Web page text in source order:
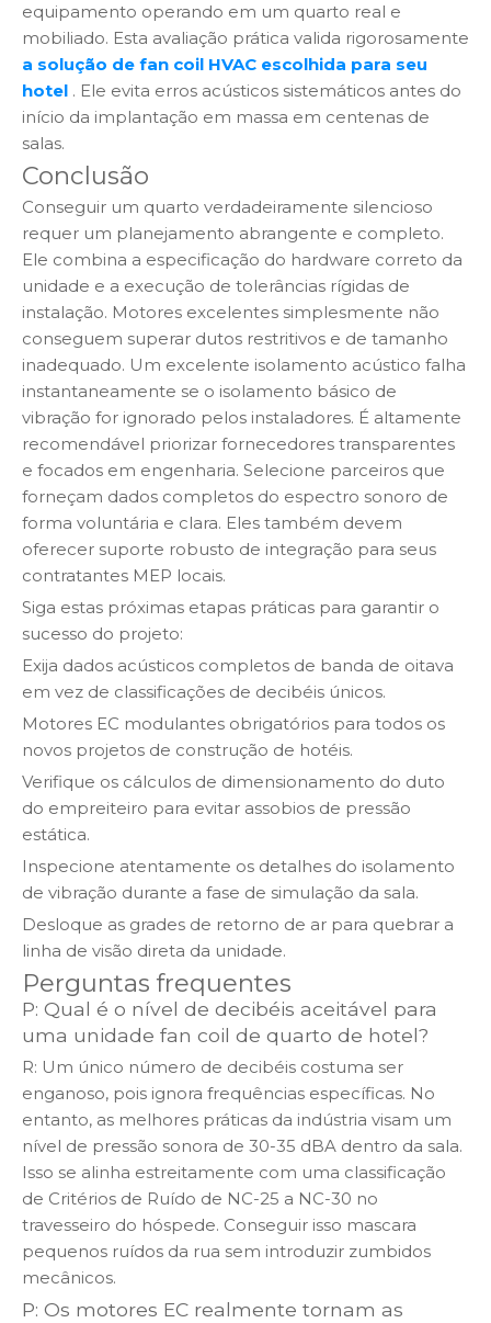
equipamento operando em um quarto real e
mobiliado. Esta avaliação prática valida rigorosamente
a solução de fan coil HVAC escolhida para seu
hotel . Ele evita erros acústicos sistemáticos antes do
início da implantação em massa em centenas de
salas.
Conclusão
Conseguir um quarto verdadeiramente silencioso
requer um planejamento abrangente e completo.
Ele combina a especificação do hardware correto da
unidade e a execução de tolerâncias rígidas de
instalação. Motores excelentes simplesmente não
conseguem superar dutos restritivos e de tamanho
inadequado. Um excelente isolamento acústico falha
instantaneamente se o isolamento básico de
vibração for ignorado pelos instaladores. É altamente
recomendável priorizar fornecedores transparentes
e focados em engenharia. Selecione parceiros que
forneçam dados completos do espectro sonoro de
forma voluntária e clara. Eles também devem
oferecer suporte robusto de integração para seus
contratantes MEP locais.
Siga estas próximas etapas práticas para garantir o
sucesso do projeto:
Exija dados acústicos completos de banda de oitava
em vez de classificações de decibéis únicos.
Motores EC modulantes obrigatórios para todos os
novos projetos de construção de hotéis.
Verifique os cálculos de dimensionamento do duto
do empreiteiro para evitar assobios de pressão
estática.
Inspecione atentamente os detalhes do isolamento
de vibração durante a fase de simulação da sala.
Desloque as grades de retorno de ar para quebrar a
linha de visão direta da unidade.
Perguntas frequentes
P: Qual é o nível de decibéis aceitável para
uma unidade fan coil de quarto de hotel?
R: Um único número de decibéis costuma ser
enganoso, pois ignora frequências específicas. No
entanto, as melhores práticas da indústria visam um
nível de pressão sonora de 30-35 dBA dentro da sala.
Isso se alinha estreitamente com uma classificação
de Critérios de Ruído de NC-25 a NC-30 no
travesseiro do hóspede. Conseguir isso mascara
pequenos ruídos da rua sem introduzir zumbidos
mecânicos.
P: Os motores EC realmente tornam as